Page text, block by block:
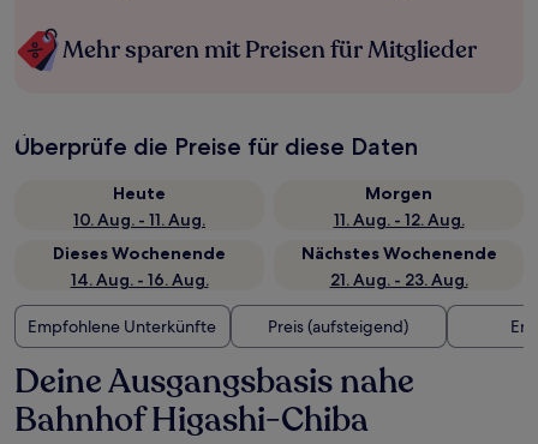
Mehr sparen mit Preisen für Mitglieder
Überprüfe die Preise für diese Daten
Heute
10. Aug. - 11. Aug.
Morgen
11. Aug. - 12. Aug.
Dieses Wochenende
14. Aug. - 16. Aug.
Nächstes Wochenende
21. Aug. - 23. Aug.
Empfohlene Unterkünfte Preis (aufsteigend)
Deine Ausgangsbasis nahe
Bahnhof Higashi-Chiba